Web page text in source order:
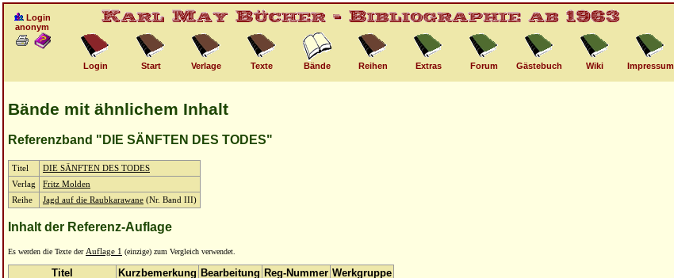
Login
anonym
Login Start Verlage Texte Bände Reihen Extras Forum Gästebuch Wiki Impressum
Bände mit ähnlichem Inhalt
Referenzband "DIE SÄNFTEN DES TODES"
Titel
DIE SÄNFTEN DES TODES
Verlag
Fritz Molden
Reihe
Jagd auf die Raubkarawane (Nr. Band III)
Inhalt der Referenz-Auflage
Es werden die Texte derAuflage 1 (einzige) zum Vergleich verwendet.
Titel Kurzbemerkung Bearbeitung Reg-Nummer Werkgruppe